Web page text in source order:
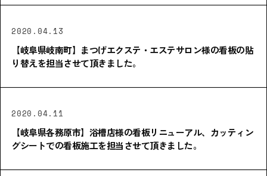
2020.04.13
【岐阜県岐南町】まつげエクステ・エステサロン様の看板の貼
り替えを担当させて頂きました。
2020.04.11
【岐阜県各務原市】浴槽店様の看板リニューアル、カッティン
グシートでの看板施工を担当させて頂きました。